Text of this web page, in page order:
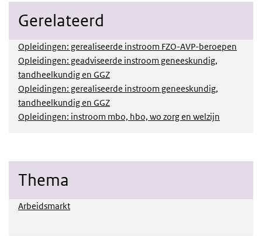
Gerelateerd
Opleidingen: gerealiseerde instroom FZO-AVP-beroepen
Opleidingen: geadviseerde instroom geneeskundig,
tandheelkundig en GGZ
Opleidingen: gerealiseerde instroom geneeskundig,
tandheelkundig en GGZ
Opleidingen: instroom mbo, hbo, wo zorg en welzijn
Thema
Arbeidsmarkt